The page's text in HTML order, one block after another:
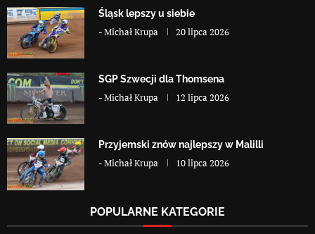
Śląsk lepszy u siebie
-Michał Krupa 20 lipca 2026
SGP Szwecji dla Thomsena
-Michał Krupa 12 lipca 2026
Przyjemski znów najlepszy w Malilli
-Michał Krupa 10 lipca 2026
POPULARNE KATEGORIE